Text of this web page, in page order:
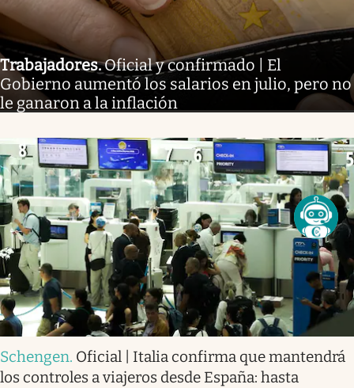
Trabajadores.Oficial y confirmado | El
Gobierno aumentó los salarios en julio, pero no
le ganaron a la inflación
Schengen. Oficial | Italia confirma que mantendrá
los controles a viajeros desde España: hasta